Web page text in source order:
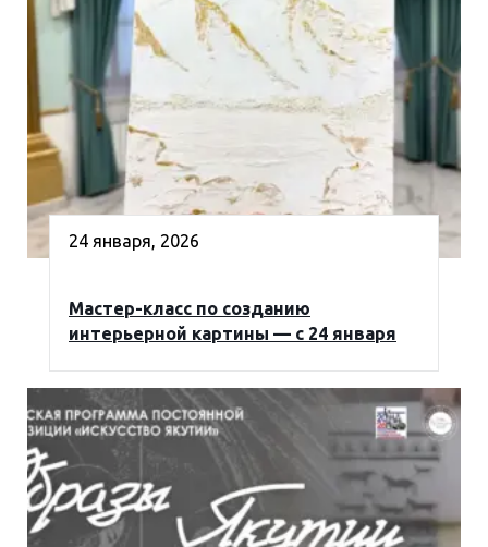
24 января, 2026
Мастер-класс по созданию
интерьерной картины — с 24 января